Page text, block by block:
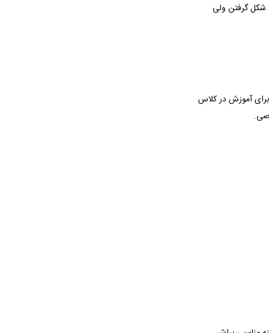
شکل گرفتن ولی
برای آموزش در کلاس